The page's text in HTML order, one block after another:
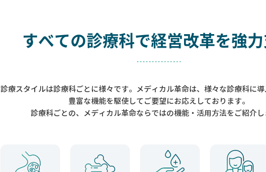
すべての診療科で経営改革を強
診療スタイルは診療科ごとに様々です。メディカル革命は、様々な診療科に導
豊富な機能を駆使してご要望にお応えしております。
診療科ごとの、メディカル革命ならではの機能・活用方法をご紹介し